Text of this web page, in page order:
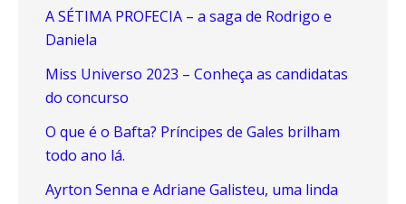
A SÉTIMA PROFECIA – a saga de Rodrigo e
Daniela
Miss Universo 2023 – Conheça as candidatas
do concurso
O que é o Bafta? Príncipes de Gales brilham
todo ano lá.
Ayrton Senna e Adriane Galisteu, uma linda